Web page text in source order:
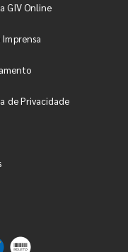
GIV Online
Imprensa
de Privacidade